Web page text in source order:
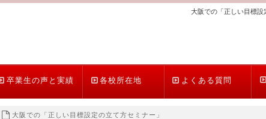
大阪での「正しい目標設
卒業生の声と実績 各校所在地 よくある質問
大阪での「正しい目標設定の立て方セミナー」